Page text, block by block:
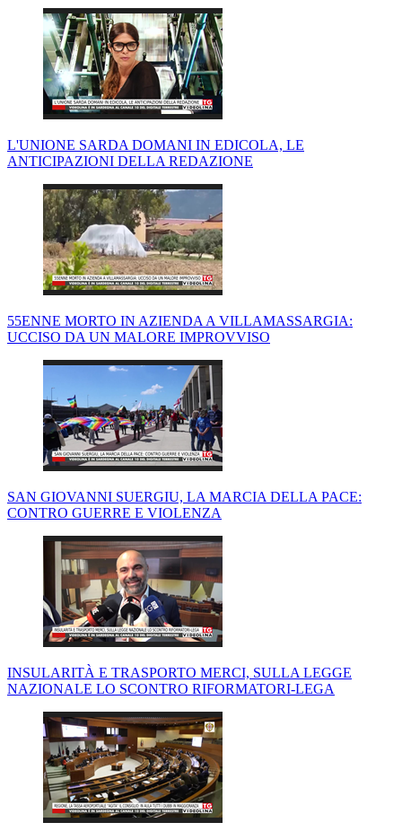
L'UNIONE SARDA DOMANI IN EDICOLA, LE
ANTICIPAZIONI DELLA REDAZIONE
55ENNE MORTO IN AZIENDA A VILLAMASSARGIA:
UCCISO DA UN MALORE IMPROVVISO
SAN GIOVANNI SUERGIU, LA MARCIA DELLA PACE:
CONTRO GUERRE E VIOLENZA
INSULARITÀ E TRASPORTO MERCI, SULLA LEGGE
NAZIONALE LO SCONTRO RIFORMATORI-LEGA